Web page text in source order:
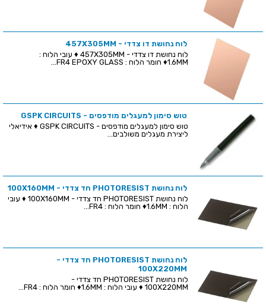
לוח נחושת דו צדדי - 457X305MM
לוח נחושת דו צדדי - 457X305MM ♦ עובי הלוח :
1.6MM♦ חומר הלוח : FR4 EPOXY GLASS...
טוש סימון למעגלים מודפסים - GSPK CIRCUITS
טוש סימון למעגלים מודפסים - GSPK CIRCUITS ♦ אידיאלי
ליצירת מעגלים משולבים...
לוח נחושת PHOTORESIST חד צדדי - 100X160MM
לוח נחושת PHOTORESIST חד צדדי - 100X160MM ♦ עובי
הלוח : 1.6MM♦ חומר הלוח : FR4...
לוח נחושת PHOTORESIST חד צדדי -
100X220MM
לוח נחושת PHOTORESIST חד צדדי -
100X220MM ♦ עובי הלוח : 1.6MM♦ חומר הלוח : FR4...